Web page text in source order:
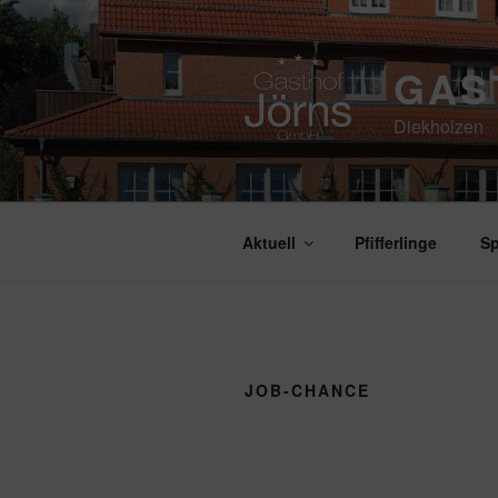
Zum
Inhalt
springen
Diekholzen
Aktuell Pfifferlinge
JOB-CHANCE